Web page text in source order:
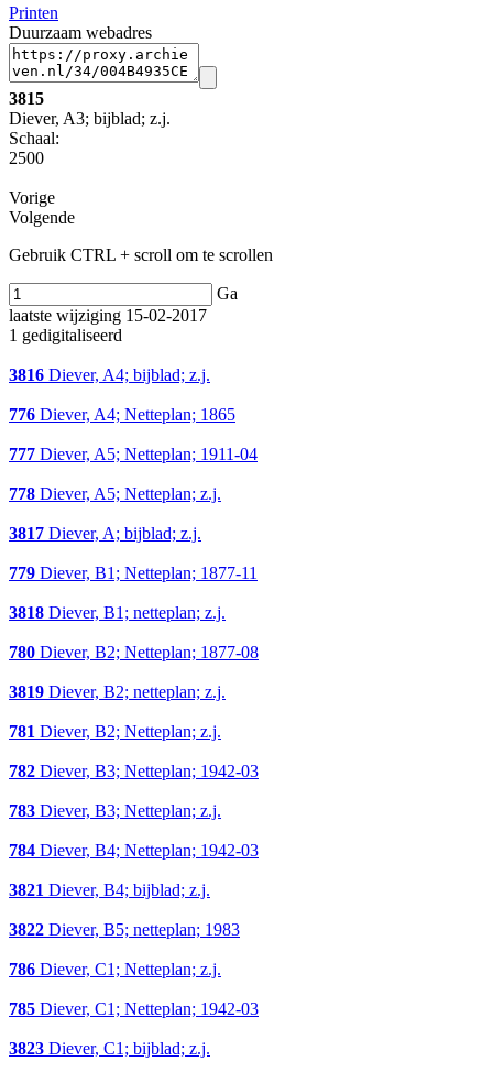
Printen
Duurzaam webadres
3815
Diever, A3; bijblad; z.j.
Schaal:
2500
Vorige
Volgende
Gebruik CTRL + scroll om te scrollen
Ga
laatste wijziging 15-02-2017
1 gedigitaliseerd
3816 Diever, A4; bijblad; z.j.
776 Diever, A4; Netteplan; 1865
777 Diever, A5; Netteplan; 1911-04
778 Diever, A5; Netteplan; z.j.
3817 Diever, A; bijblad; z.j.
779 Diever, B1; Netteplan; 1877-11
3818 Diever, B1; netteplan; z.j.
780 Diever, B2; Netteplan; 1877-08
3819 Diever, B2; netteplan; z.j.
781 Diever, B2; Netteplan; z.j.
782 Diever, B3; Netteplan; 1942-03
783 Diever, B3; Netteplan; z.j.
784 Diever, B4; Netteplan; 1942-03
3821 Diever, B4; bijblad; z.j.
3822 Diever, B5; netteplan; 1983
786 Diever, C1; Netteplan; z.j.
785 Diever, C1; Netteplan; 1942-03
3823 Diever, C1; bijblad; z.j.